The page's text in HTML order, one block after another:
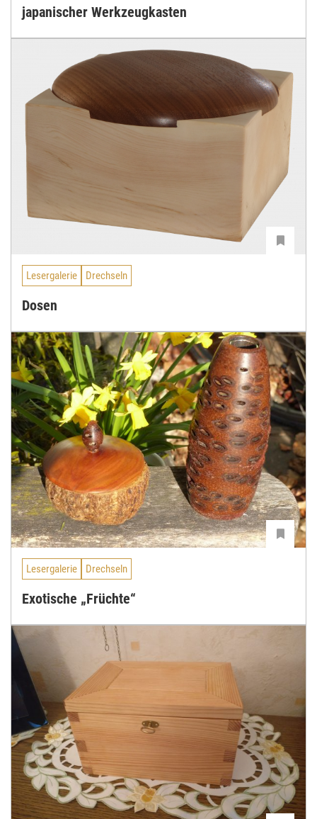
japanischer Werkzeugkasten
Lesergalerie Drechseln
Dosen
Lesergalerie Drechseln
Exotische „Früchte“